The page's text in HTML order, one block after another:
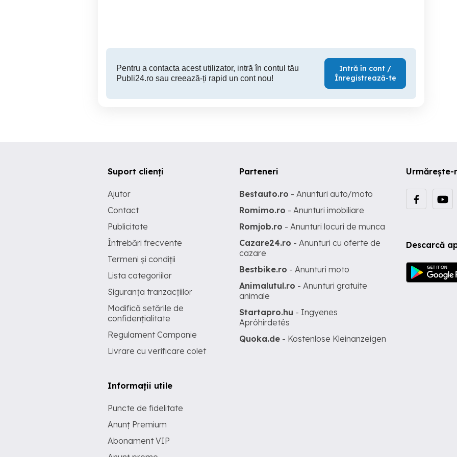
Pentru a contacta acest utilizator, intră în contul tău
Publi24.ro sau creează-ți rapid un cont nou!
Intră în cont /
Înregistrează-te
Urmărește-
Descarcă
Suport clienți
Ajutor
Contact
Publicitate
Întrebări frecvente
Termeni și condiții
Lista categoriilor
Siguranța tranzacțiilor
Modifică setările de
confidențialitate
Regulament Campanie
Livrare cu verificare colet
Informații utile
Puncte de fidelitate
Anunț Premium
Abonament VIP
Parteneri
Bestauto.ro - Anunturi auto/moto
Romimo.ro - Anunturi imobiliare
Romjob.ro - Anunturi locuri de munca
Cazare24.ro - Anunturi cu oferte de
cazare
Bestbike.ro - Anunturi moto
Animalutul.ro - Anunturi gratuite
animale
Startapro.hu - Ingyenes
Apróhirdetés
Quoka.de - Kostenlose Kleinanzeigen